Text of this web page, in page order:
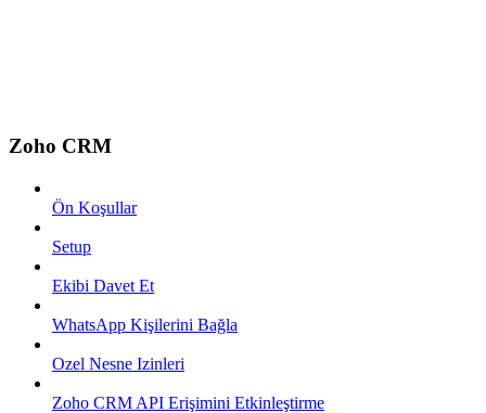
Zoho CRM
Ön Koşullar
Setup
Ekibi Davet Et
WhatsApp Kişilerini Bağla
Ozel Nesne Izinleri
Zoho CRM API Erişimini Etkinleştirme